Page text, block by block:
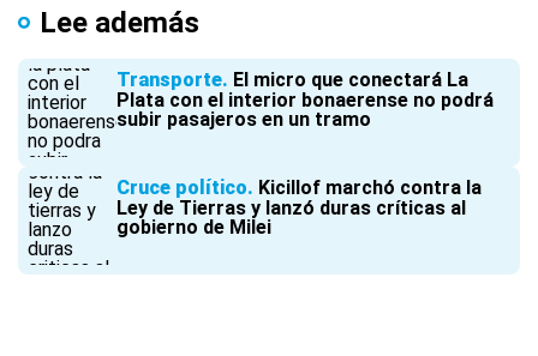
Lee además
Transporte El micro que conectará La
Plata con el interior bonaerense no podrá
subir pasajeros en un tramo
Cruce político Kicillof marchó contra la
Ley de Tierras y lanzó duras críticas al
gobierno de Milei